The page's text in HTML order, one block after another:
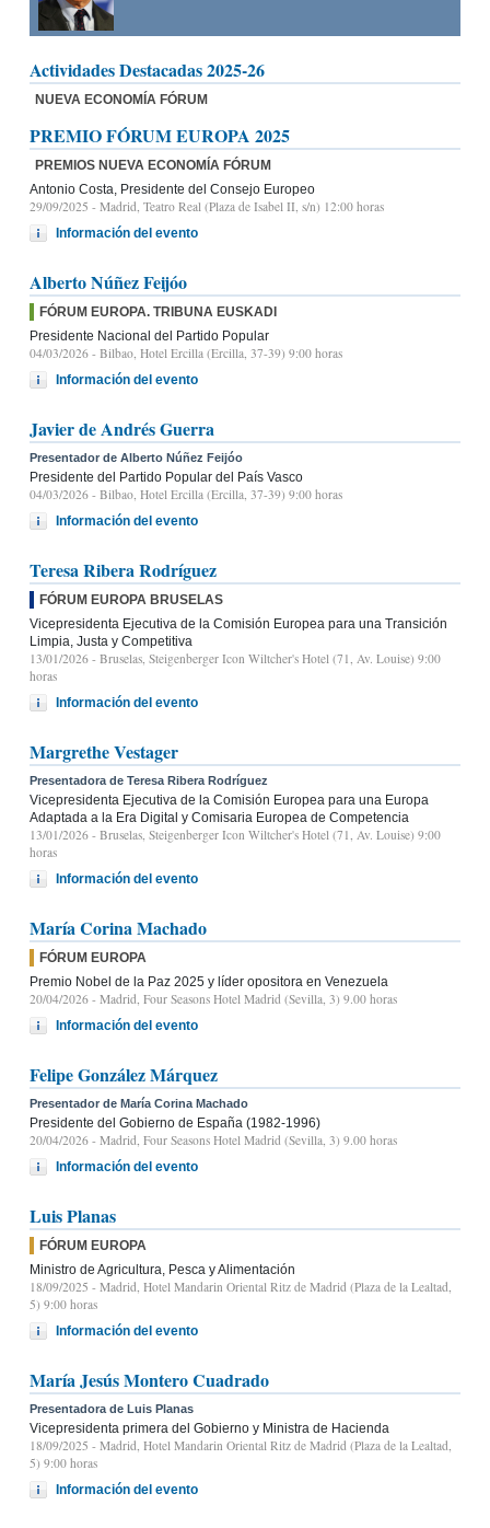
Actividades Destacadas 2025-26
NUEVA ECONOMÍA FÓRUM
PREMIO FÓRUM EUROPA 2025
PREMIOS NUEVA ECONOMÍA FÓRUM
Antonio Costa, Presidente del Consejo Europeo
29/09/2025 - Madrid, Teatro Real (Plaza de Isabel II, s/n) 12:00 horas
Información del evento
Alberto Núñez Feijóo
FÓRUM EUROPA. TRIBUNA EUSKADI
Presidente Nacional del Partido Popular
04/03/2026 - Bilbao, Hotel Ercilla (Ercilla, 37-39) 9:00 horas
Información del evento
Javier de Andrés Guerra
Presentador de Alberto Núñez Feijóo
Presidente del Partido Popular del País Vasco
04/03/2026 - Bilbao, Hotel Ercilla (Ercilla, 37-39) 9:00 horas
Información del evento
Teresa Ribera Rodríguez
FÓRUM EUROPA BRUSELAS
Vicepresidenta Ejecutiva de la Comisión Europea para una Transición
Limpia, Justa y Competitiva
13/01/2026 - Bruselas, Steigenberger Icon Wiltcher's Hotel (71, Av. Louise) 9:00
horas
Información del evento
Margrethe Vestager
Presentadora de Teresa Ribera Rodríguez
Vicepresidenta Ejecutiva de la Comisión Europea para una Europa
Adaptada a la Era Digital y Comisaria Europea de Competencia
13/01/2026 - Bruselas, Steigenberger Icon Wiltcher's Hotel (71, Av. Louise) 9:00
horas
Información del evento
María Corina Machado
FÓRUM EUROPA
Premio Nobel de la Paz 2025 y líder opositora en Venezuela
20/04/2026 - Madrid, Four Seasons Hotel Madrid (Sevilla, 3) 9.00 horas
Información del evento
Felipe González Márquez
Presentador de María Corina Machado
Presidente del Gobierno de España (1982-1996)
20/04/2026 - Madrid, Four Seasons Hotel Madrid (Sevilla, 3) 9.00 horas
Información del evento
Luis Planas
FÓRUM EUROPA
Ministro de Agricultura, Pesca y Alimentación
18/09/2025 - Madrid, Hotel Mandarin Oriental Ritz de Madrid (Plaza de la Lealtad,
5) 9:00 horas
Información del evento
María Jesús Montero Cuadrado
Presentadora de Luis Planas
Vicepresidenta primera del Gobierno y Ministra de Hacienda
18/09/2025 - Madrid, Hotel Mandarin Oriental Ritz de Madrid (Plaza de la Lealtad,
5) 9:00 horas
Información del evento